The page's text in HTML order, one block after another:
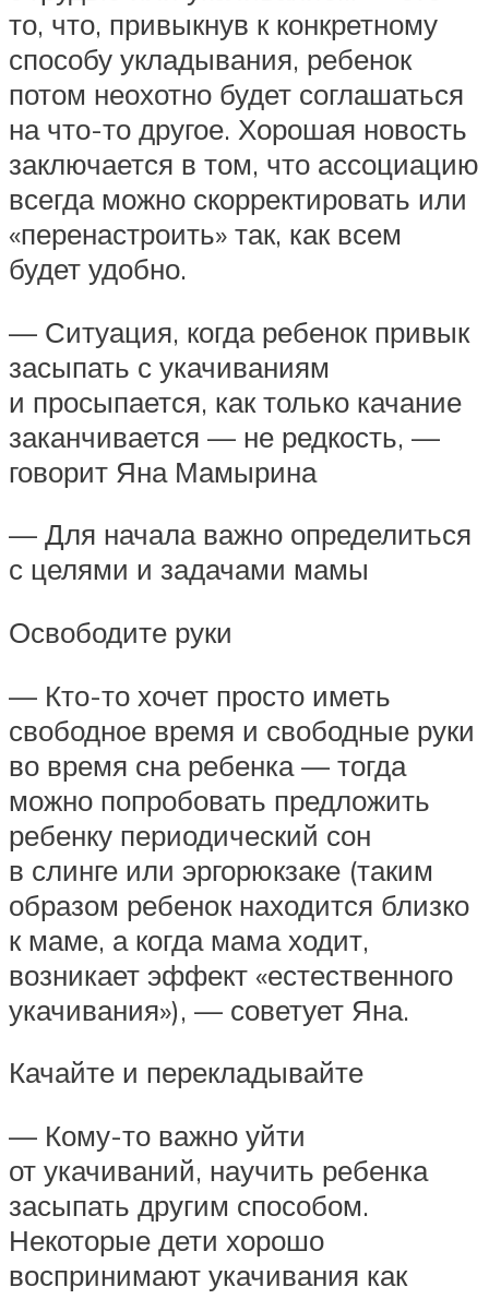
то, что, привыкнув к конкретному
способу укладывания, ребенок
потом неохотно будет соглашаться
на что-то другое. Хорошая новость
заключается в том, что ассоциацию
всегда можно скорректировать или
«перенастроить» так, как всем
будет удобно.
— Ситуация, когда ребенок привык
засыпать с укачиваниям
и просыпается, как только качание
заканчивается — не редкость, —
говорит Яна Мамырина
— Для начала важно определиться
с целями и задачами мамы
Освободите руки
— Кто-то хочет просто иметь
свободное время и свободные руки
во время сна ребенка — тогда
можно попробовать предложить
ребенку периодический сон
в слинге или эргорюкзаке (таким
образом ребенок находится близко
к маме, а когда мама ходит,
возникает эффект «естественного
укачивания»), — советует Яна.
Качайте и перекладывайте
— Кому-то важно уйти
от укачиваний, научить ребенка
засыпать другим способом.
Некоторые дети хорошо
воспринимают укачивания как